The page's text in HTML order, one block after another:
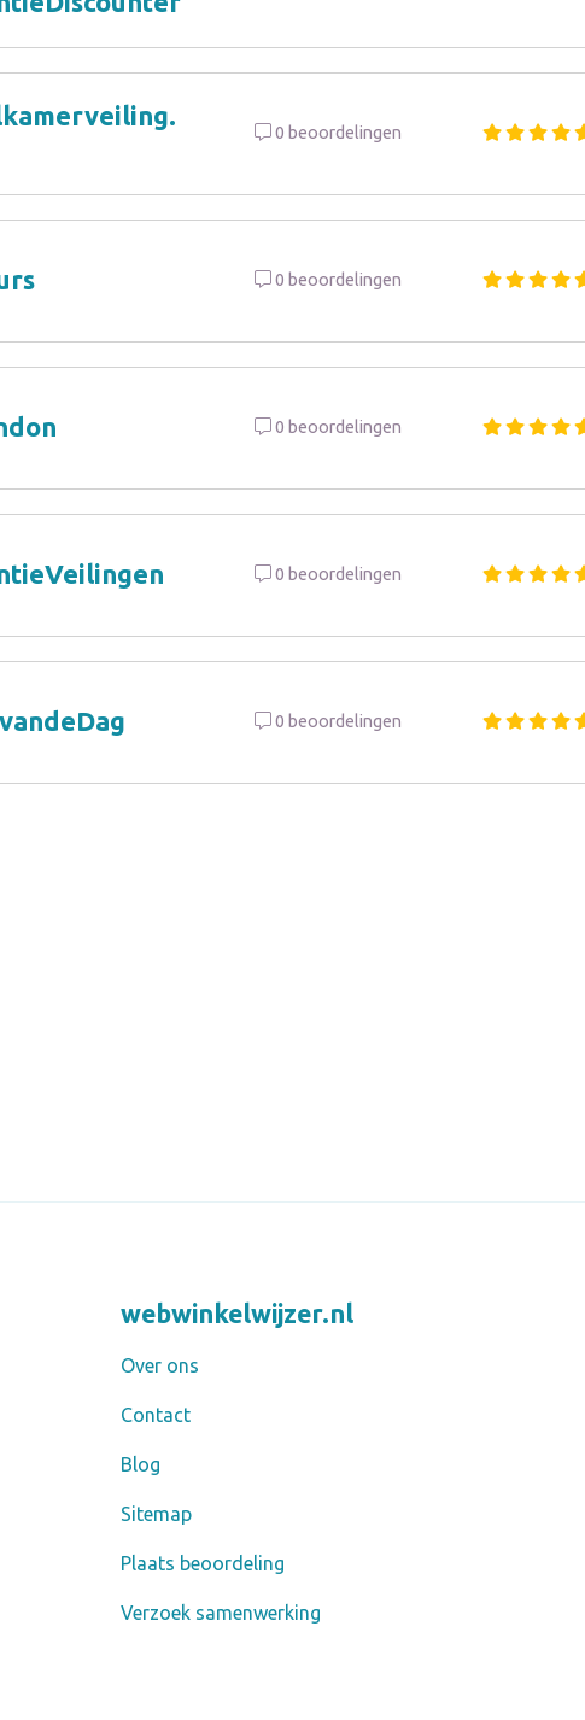
0 beoordelingen
0 beoordelingen
0 beoordelingen
0 beoordelingen
0 beoordelingen
webwinkelwijzer.nl
Over ons
Contact
Blog
Sitemap
Plaats beoordeling
Verzoek samenwerking